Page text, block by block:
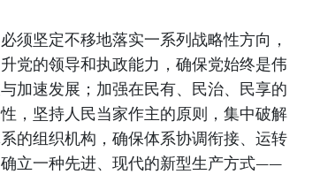
须坚定不移地落实一系列战略性方向，
党的领导和执政能力，确保党始终是伟
加速发展；加强在民有、民治、民享的
，坚持人民当家作主的原则，集中破解
的组织机构，确保体系协调衔接、运转
立一种先进、现代的新型生产方式——